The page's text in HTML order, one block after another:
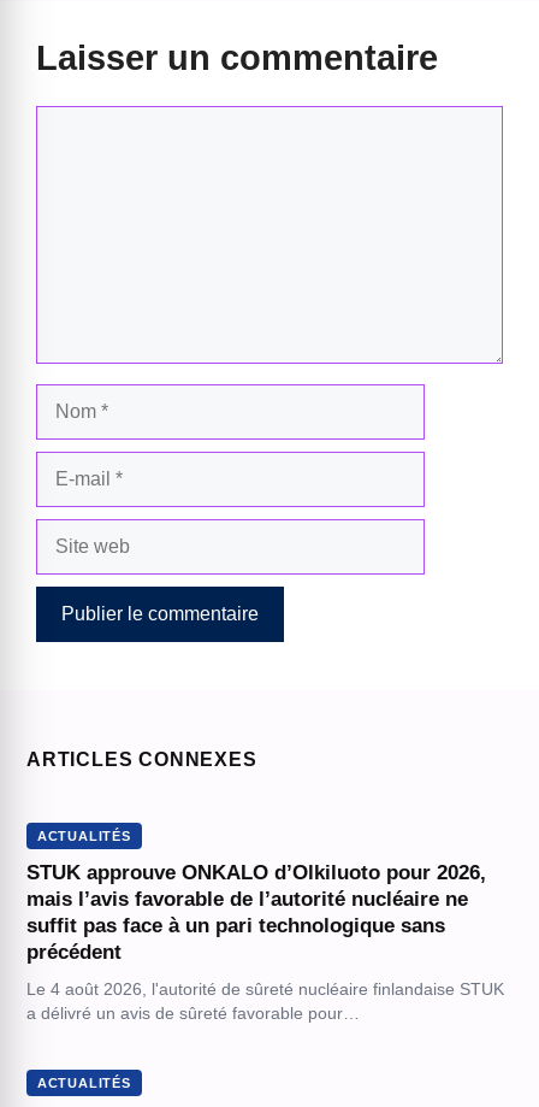
Laisser un commentaire
ARTICLES CONNEXES
ACTUALITÉS
STUK approuve ONKALO d’Olkiluoto pour 2026,
mais l’avis favorable de l’autorité nucléaire ne
suffit pas face à un pari technologique sans
précédent
Le 4 août 2026, l'autorité de sûreté nucléaire finlandaise STUK
a délivré un avis de sûreté favorable pour…
ACTUALITÉS